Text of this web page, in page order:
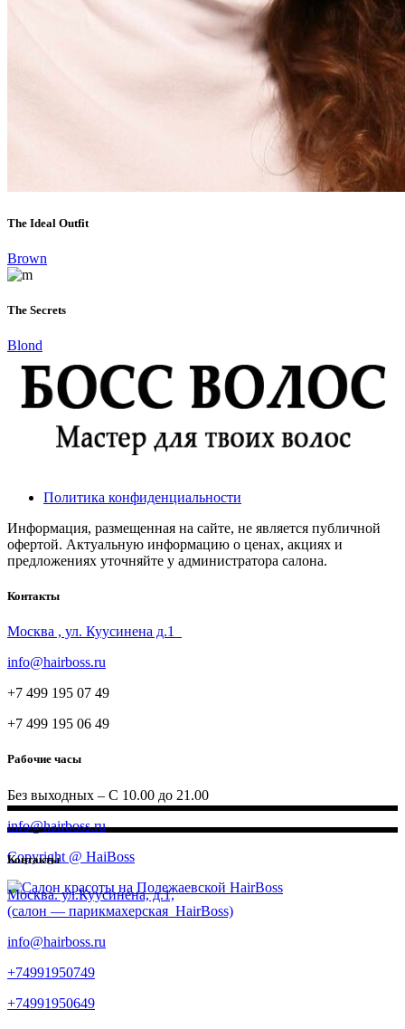
The Ideal Outfit
Brown
The Secrets
Blond
Политика конфиденциальности
Информация, размещенная на сайте, не является публичной
офертой. Актуальную информацию о ценах, акциях и
предложениях уточняйте у администратора салона.
Контакты
Москва , ул. Куусинена д.1
info@hairboss.ru
+7 499 195 07 49
+7 499 195 06 49
Рабочие часы
Без выходных – С 10.00 до 21.00
info@hairboss.ru
Copyright @ HaiBoss
Контакты
Москва. ул.Куусинена, д.1,
(салон — парикмахерская HairBoss)
info@hairboss.ru
+74991950749
+74991950649